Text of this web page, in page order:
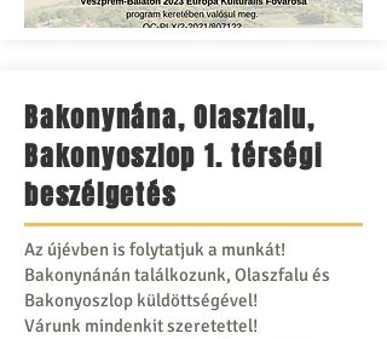
Bakonynána, Olaszfalu,
Bakonyoszlop 1. térségi
beszélgetés
Az újévben is folytatjuk a munkát!
Bakonynánán találkozunk, Olaszfalu és
Bakonyoszlop küldöttségével!
Várunk mindenkit szeretettel!